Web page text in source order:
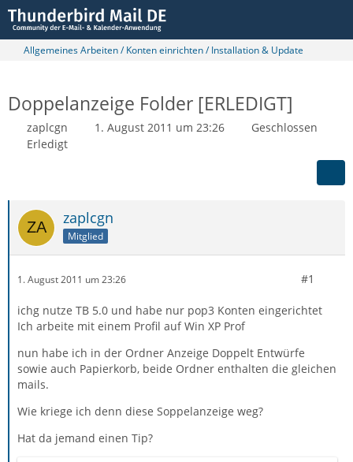
Allgemeines Arbeiten / Konten einrichten / Installation & Update
Doppelanzeige Folder [ERLEDIGT]
zaplcgn 1. August 2011 um 23:26
Geschlossen
Erledigt
zaplcgn
Mitglied
1. August 2011 um 23:26 #1
ichg nutze TB 5.0 und habe nur pop3 Konten eingerichtet
Ich arbeite mit einem Profil auf Win XP Prof
nun habe ich in der Ordner Anzeige Doppelt Entwürfe
sowie auch Papierkorb, beide Ordner enthalten die gleichen
mails.
Wie kriege ich denn diese Soppelanzeige weg?
Hat da jemand einen Tip?